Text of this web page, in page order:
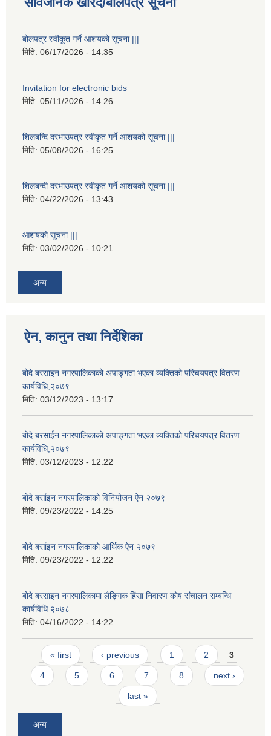
बोलपत्र स्वीकूत गर्ने आशयको सूचना |||
मिति: 06/17/2026 - 14:35
Invitation for electronic bids
मिति: 05/11/2026 - 14:26
शिलबन्दि दरभाउपत्र स्वीकृत गर्ने आशयको सूचना |||
मिति: 05/08/2026 - 16:25
शिलबन्दी दरभाउपत्र स्वीकृत गर्ने आशयको सूचना |||
मिति: 04/22/2026 - 13:43
आशयको सूचना |||
मिति: 03/02/2026 - 10:21
अन्य
ऐन, कानुन तथा निर्देशिका
बोदे बरसाइन नगरपालिकाको अपाङ्गता भएका व्यक्तिको परिचयपत्र वितरण
कार्यविधि,२०७९
मिति: 03/12/2023 - 13:17
बोदे बरसाईन नगरपालिकाको अपाङ्गता भएका व्यक्तिको परिचयपत्र वितरण
कार्यविधि,२०७९
मिति: 03/12/2023 - 12:22
बाेदे बर्साइन नगरपालिकाको विनियोजन ऐन २०७९
मिति: 09/23/2022 - 14:25
बाेदे बर्साइन नगरपालिकाको आर्थिक ऐन २०७९
मिति: 09/23/2022 - 12:22
बोदे बरसाइन नगरपालिकामा लैङ्गिक हिंसा निवारण कोष संचालन सम्बन्धि
कार्यविधि २०७८
मिति: 04/16/2022 - 14:22
Pages
« first ‹ previous 1 2 3
4 5 6 7 8 next ›
last »
अन्य